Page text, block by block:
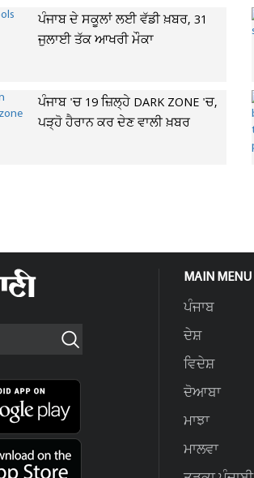
ਪੰਜਾਬ ਦੇ ਸਕੂਲਾਂ ਲਈ ਵੱਡੀ ਖ਼ਬਰ, 31
ਜੁਲਾਈ ਤੱਕ ਆਖਰੀ ਮੌਕਾ
ਪੰਜਾਬ 'ਚ 19 ਜ਼ਿਲ੍ਹੇ DARK ZONE 'ਚ,
ਪੜ੍ਹੋ ਹੈਰਾਨ ਕਰ ਦੇਣ ਵਾਲੀ ਖ਼ਬਰ
MAIN MENU
ਪੰਜਾਬ
ਦੇਸ਼
ਵਿਦੇਸ਼
ਦੋਆਬਾ
ਮਾਝਾ
ਮਾਲਵਾ